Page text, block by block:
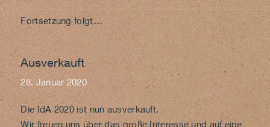
Fortsetzung folgt…
Ausverkauft
28. Januar 2020
Die IdA 2020 ist nun ausverkauft.
Wir freuen uns über das große Interesse und auf eine